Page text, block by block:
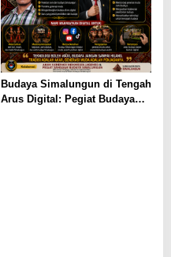
Budaya Simalungun di Tengah
Arus Digital: Pegiat Budaya